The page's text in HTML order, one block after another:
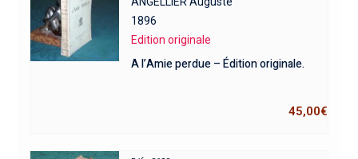
1896
Edition originale
A l’Amie perdue – Édition originale.
45,00€